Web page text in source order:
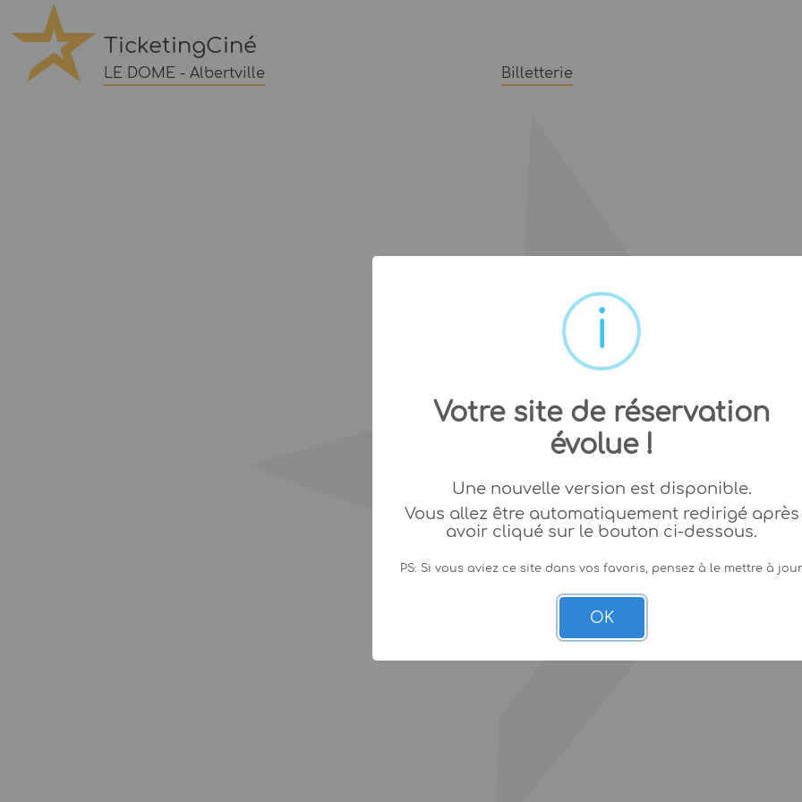
TicketingCiné
LE DOME - Albertville Billetterie
Votre site de réservation
évolue !
Une nouvelle version est disponible.
Vous allez être automatiquement redirigé après
avoir cliqué sur le bouton ci-dessous.
PS: Si vous aviez ce site dans vos favoris, pensez à le mettre à
OK